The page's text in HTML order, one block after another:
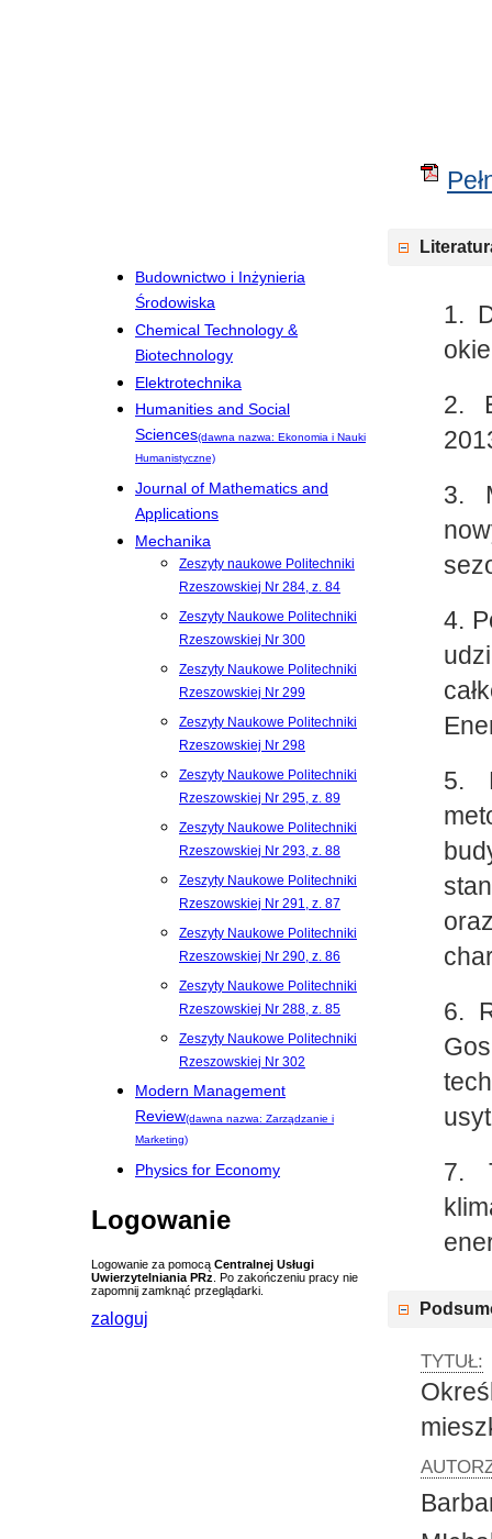
Budownictwo i Inżynieria
Środowiska
Chemical Technology &
Biotechnology
Elektrotechnika
Humanities and Social
Sciences(dawna nazwa: Ekonomia i Nauki
Humanistyczne)
Journal of Mathematics and
Applications
Mechanika
Zeszyty naukowe Politechniki
Rzeszowskiej Nr 284, z. 84
Zeszyty Naukowe Politechniki
Rzeszowskiej Nr 300
Zeszyty Naukowe Politechniki
Rzeszowskiej Nr 299
Zeszyty Naukowe Politechniki
Rzeszowskiej Nr 298
Zeszyty Naukowe Politechniki
Rzeszowskiej Nr 295, z. 89
Zeszyty Naukowe Politechniki
Rzeszowskiej Nr 293, z. 88
Zeszyty Naukowe Politechniki
Rzeszowskiej Nr 291, z. 87
Zeszyty Naukowe Politechniki
Rzeszowskiej Nr 290, z. 86
Zeszyty Naukowe Politechniki
Rzeszowskiej Nr 288, z. 85
Zeszyty Naukowe Politechniki
Rzeszowskiej Nr 302
Modern Management
Review(dawna nazwa: Zarządzanie i
Marketing)
Physics for Economy
Logowanie
Logowanie za pomocą Centralnej Usługi
Uwierzytelniania PRz . Po zakończeniu pracy nie
zapomnij zamknąć przeglądarki.
zaloguj
1.
2.
3.
4.
5.
6.
7.
TYTUŁ: